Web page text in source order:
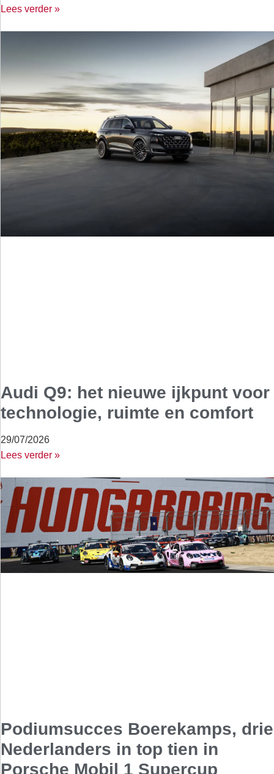
Lees verder »
Audi Q9: het nieuwe ijkpunt voor
technologie, ruimte en comfort
29/07/2026
Lees verder »
Podiumsucces Boerekamps, drie
Nederlanders in top tien in
Porsche Mobil 1 Supercup